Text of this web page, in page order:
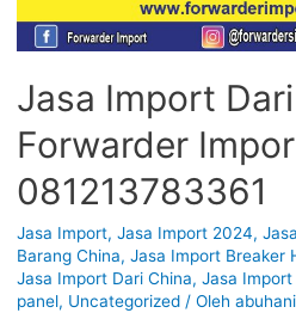
Jasa Import Dari
Forwarder
081213783361
Jasa Import, Jasa Import 2024,
Barang China, Jasa Import Breaker
Jasa Import Dari China, Jasa Import
panel, Uncategorized/ Oleh